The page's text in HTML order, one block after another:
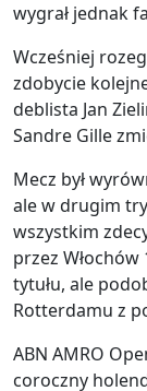
wygrał jednak
Wcześniej
zdobycie
deblista Jan
Sandre Gille
Mecz był
ale w drugim
wszystkim
przez
tytułu, ale
Rotterdamu z
ABN AMRO
coroczny